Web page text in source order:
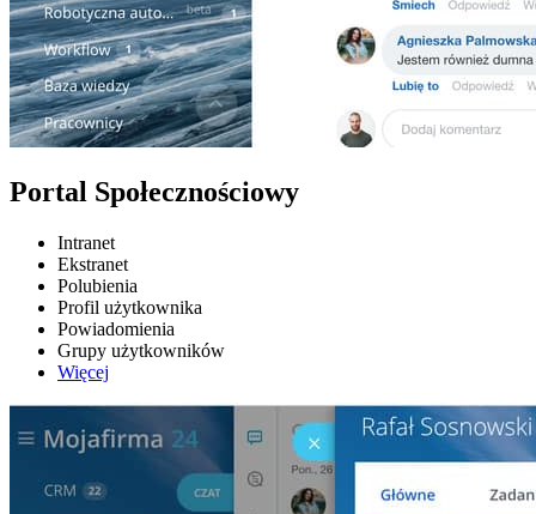
Portal Społecznościowy
Intranet
Ekstranet
Polubienia
Profil użytkownika
Powiadomienia
Grupy użytkowników
Więcej